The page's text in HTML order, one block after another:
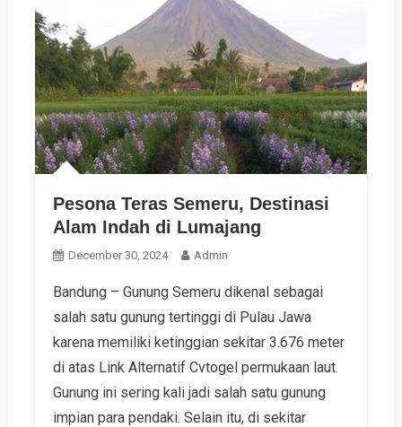
Pesona Teras Semeru, Destinasi
Alam Indah di Lumajang
December 30, 2024 Admin
Bandung – Gunung Semeru dikenal sebagai
salah satu gunung tertinggi di Pulau Jawa
karena memiliki ketinggian sekitar 3.676 meter
di atas Link Alternatif Cvtogel permukaan laut.
Gunung ini sering kali jadi salah satu gunung
impian para pendaki. Selain itu, di sekitar